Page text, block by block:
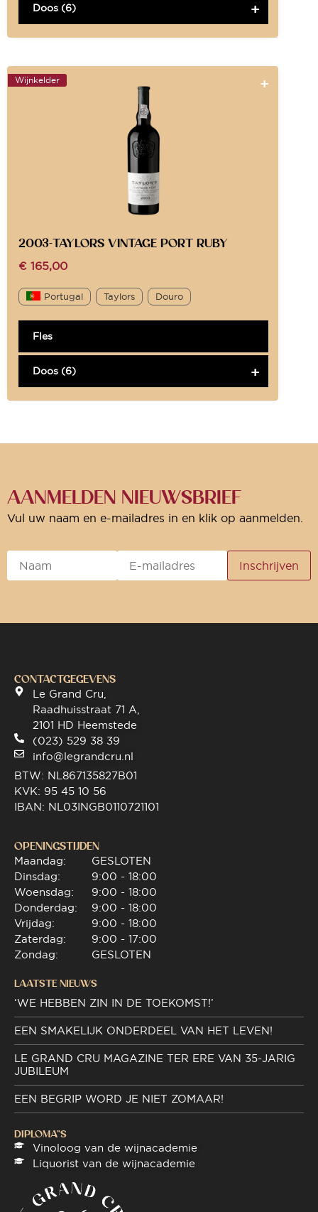
Doos (6)
Wijnkelder
2003-TAYLORS VINTAGE PORT RUBY
€ 165,00
Portugal Taylors Douro
Fles
Doos (6)
AANMELDEN NIEUWSBRIEF
Vul uw naam en e-mailadres in en klik op aanmelden.
CONTACTGEGEVENS
Le Grand Cru,
Raadhuisstraat 71 A,
2101 HD Heemstede
(023) 529 38 39
info@legrandcru.nl
BTW: NL867135827B01
KVK: 95 45 10 56
IBAN: NL03INGB0110721101
OPENINGSTIJDEN
Maandag:
Dinsdag:
Woensdag:
Donderdag:
Vrijdag:
Zaterdag:
Zondag:
GESLOTEN
9:00 - 18:00
9:00 - 18:00
9:00 - 18:00
9:00 - 18:00
9:00 - 17:00
GESLOTEN
LAATSTE NIEUWS
‘WE HEBBEN ZIN IN DE TOEKOMST!’
EEN SMAKELIJK ONDERDEEL VAN HET LEVEN!
LE GRAND CRU MAGAZINE TER ERE VAN 35-JARIG
JUBILEUM
EEN BEGRIP WORD JE NIET ZOMAAR!
DIPLOMA"S
Vinoloog van de wijnacademie
Liquorist van de wijnacademie